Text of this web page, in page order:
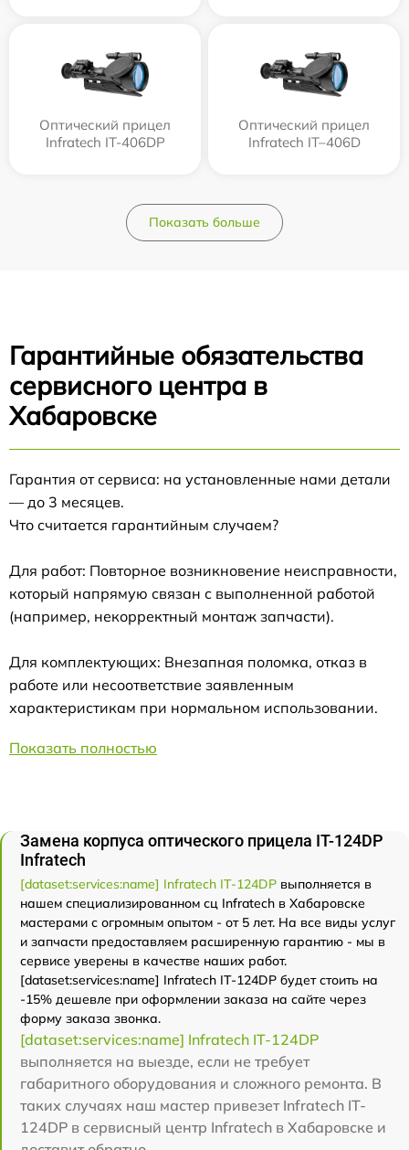
Оптический прицел
Infratech IT-406DP
Оптический прицел
Infratech IT–406D
Показать больше
Гарантийные обязательства
сервисного центра в
Хабаровске
Гарантия от сервиса: на установленные нами детали
— до 3 месяцев.
Что считается гарантийным случаем?
Для работ: Повторное возникновение неисправности,
который напрямую связан с выполненной работой
(например, некорректный монтаж запчасти).
Для комплектующих: Внезапная поломка, отказ в
работе или несоответствие заявленным
характеристикам при нормальном использовании.
Показать полностью
Замена корпуса оптического прицела IT-124DP
Infratech
[dataset:services:name] Infratech IT-124DP выполняется в
нашем специализированном сц Infratech в Хабаровске
мастерами с огромным опытом - от 5 лет. На все виды услуг
и запчасти предоставляем расширенную гарантию - мы в
сервисе уверены в качестве наших работ.
[dataset:services:name] Infratech IT-124DP будет стоить на
-15% дешевле при оформлении заказа на сайте через
форму заказа звонка.
[dataset:services:name] Infratech IT-124DP
выполняется на выезде, если не требует
габаритного оборудования и сложного ремонта. В
таких случаях наш мастер привезет Infratech IT-
124DP в сервисный центр Infratech в Хабаровске и